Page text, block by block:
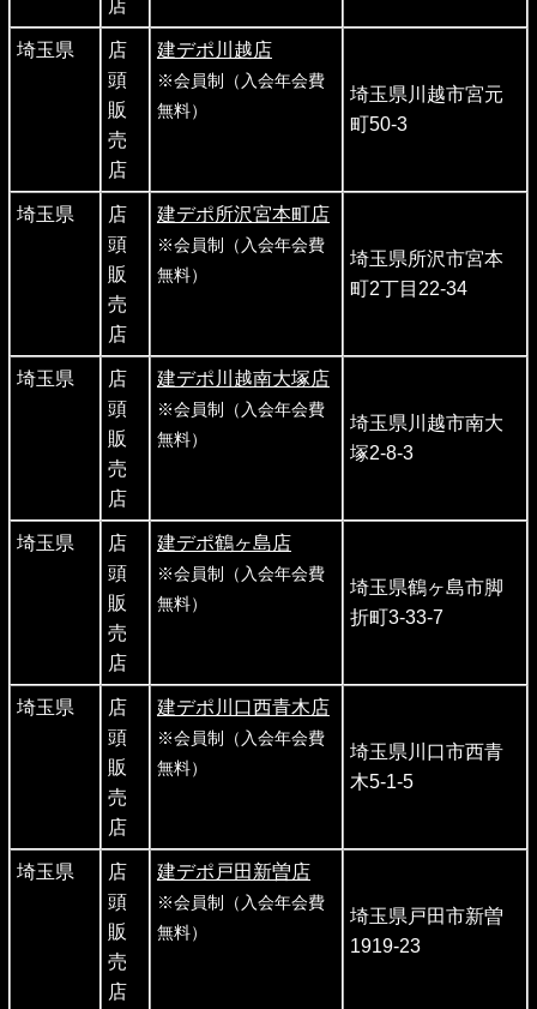
店
埼玉県
店
頭
販
売
店
建デポ川越店
※会員制（入会年会費
無料）
埼玉県川越市宮元
町50-3
埼玉県
店
頭
販
売
店
建デポ所沢宮本町店
※会員制（入会年会費
無料）
埼玉県所沢市宮本
町2丁目22-34
埼玉県
店
頭
販
売
店
建デポ川越南大塚店
※会員制（入会年会費
無料）
埼玉県川越市南大
塚2-8-3
埼玉県
店
頭
販
売
店
建デポ鶴ヶ島店
※会員制（入会年会費
無料）
埼玉県鶴ヶ島市脚
折町3-33-7
埼玉県
店
頭
販
売
店
建デポ川口西青木店
※会員制（入会年会費
無料）
埼玉県川口市西青
木5-1-5
埼玉県
店
頭
販
売
店
建デポ戸田新曽店
※会員制（入会年会費
無料）
埼玉県戸田市新曽
1919-23